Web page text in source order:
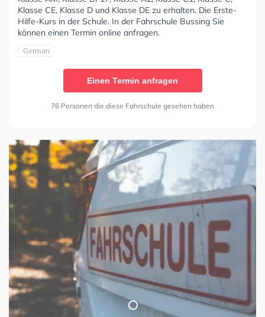
Klasse CE, Klasse D und Klasse DE zu erhalten. Die Erste-
Hilfe-Kurs in der Schule. In der Fahrschule Bussing Sie
können einen Termin online anfragen.
German
Einen Termin anfragen
76 Personen die diese Fahrschule gesehen haben